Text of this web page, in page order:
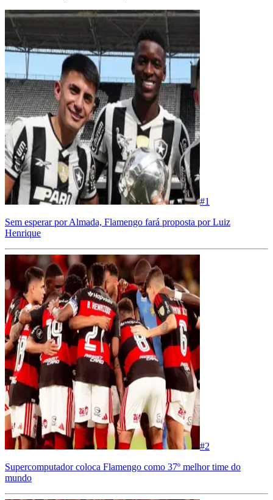
#1
Sem esperar por Almada, Flamengo fará proposta por Luiz
Henrique
#2
Supercomputador coloca Flamengo como 37º melhor time do
mundo